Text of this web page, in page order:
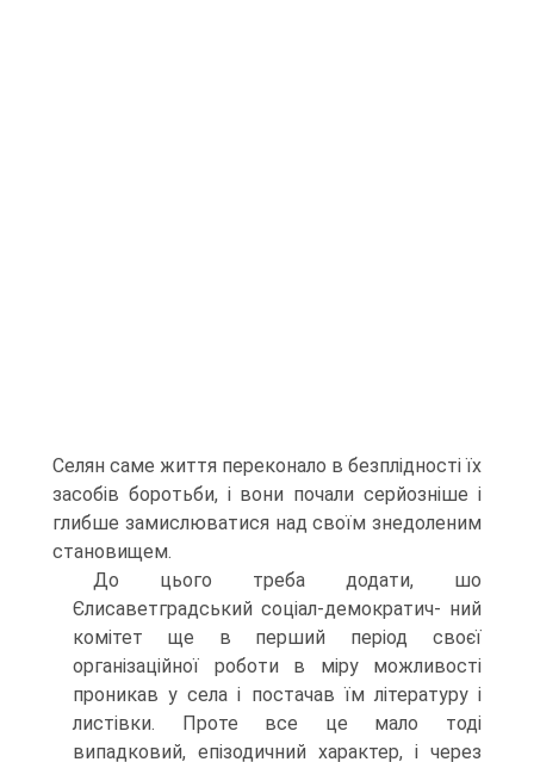
Селян саме життя переконало в безплідності їх
засобів боротьби, і вони почали серйозніше і
глибше замислюватися над своїм знедоленим
становищем.
До цього треба додати, шо
Єлисаветградський соціал-демократич- ний
комітет ще в перший період своєї
організаційної роботи в міру можливості
проникав у села і постачав їм літературу і
листівки. Проте все це мало тоді
випадковий, епізодичний характер, і через